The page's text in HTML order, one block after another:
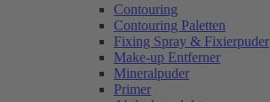
Contouring
Contouring Paletten
Fixing Spray & Fixierpuder
Make-up Entferner
Mineralpuder
Primer